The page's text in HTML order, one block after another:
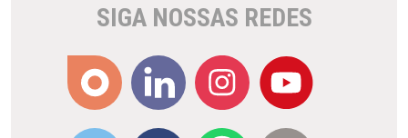
SIGA NOSSAS REDES